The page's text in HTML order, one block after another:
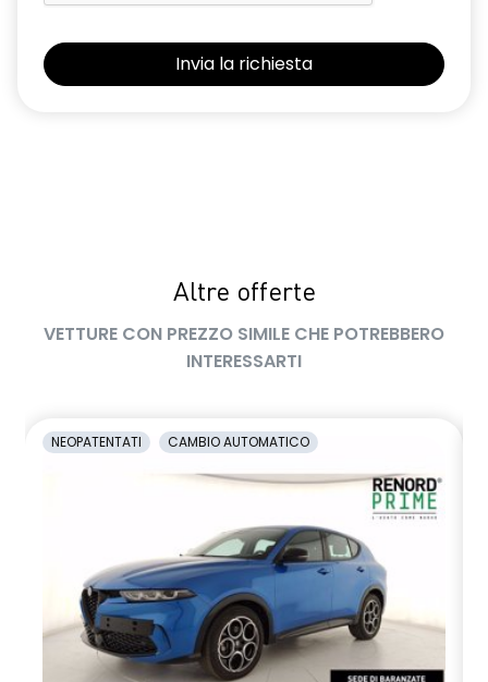
retrovisori esterni elettrici riscaldabili e ripiegabili
elettricamente
sistema di frenata d'emergenza attiva con riconoscimento
sistema di rilevamento stato di vigilanza del conducente
Auto™ / Apple CarPlay™
volante multifunzione in TEP
Altre offerte
VETTURE CON PREZZO SIMILE CHE POTREBBERO
INTERESSARTI
NEOPATENTATI CAMBIO AUTOMATICO